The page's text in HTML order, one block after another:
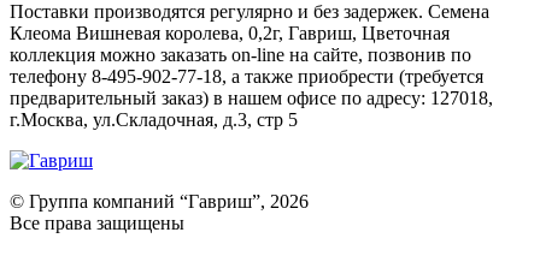
Поставки производятся регулярно и без задержек. Семена
Клеома Вишневая королева, 0,2г, Гавриш, Цветочная
коллекция можно заказать on-line на сайте, позвонив по
телефону 8-495-902-77-18, а также приобрести (требуется
предварительный заказ) в нашем офисе по адресу: 127018,
г.Москва, ул.Складочная, д.3, стр 5
© Группа компаний “Гавриш”, 2026
Все права защищены